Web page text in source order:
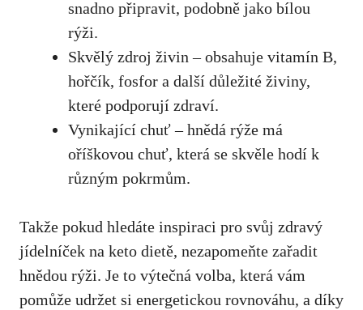
snadno připravit, podobně jako bílou
rýži.
Skvělý zdroj živin – obsahuje vitamín B,
hořčík,⁤ fosfor a další důležité živiny,
které podporují zdraví.
Vynikající chuť – hnědá rýže má
oříškovou chuť,⁢ která se skvěle hodí k
⁤různým​ pokrmům.
Takže ‌pokud hledáte​ inspiraci pro​ svůj zdravý
jídelníček na keto⁢ dietě, nezapomeňte zařadit
⁤hnědou rýži. Je to výtečná volba, která vám
pomůže​ udržet si energetickou rovnováhu,⁣ a díky